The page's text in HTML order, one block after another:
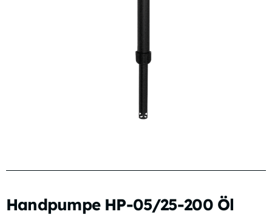
Handpumpe HP-05/25-200 Öl